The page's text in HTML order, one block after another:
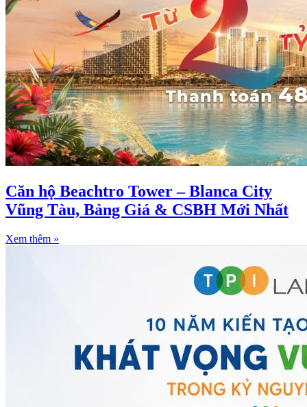
Căn hộ Beachtro Tower – Blanca City
Vũng Tàu, Bảng Giá & CSBH Mới Nhất
Xem thêm »